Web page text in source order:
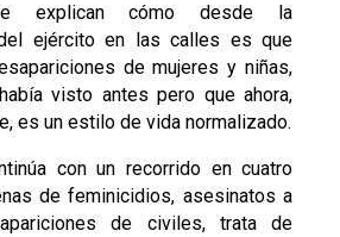
explican cómo desde la
ejército en las calles es que
de mujeres y niñas,
visto antes pero que ahora,
es un estilo de vida normalizado.
con un recorrido en cuatro
de feminicidios, asesinatos a
de civiles, trata de